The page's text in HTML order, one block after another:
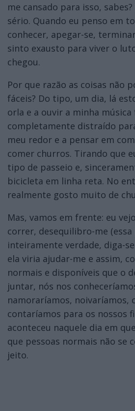
me cansado para isso,
sério. Quando eu penso em
conhecer, apegar-se,
sinto exausto para viver o
chegou.
Por que razão as coisas não
fáceis? Do tipo, um dia, lá
orla e a ouvir a minha
completamente distraído
meu redor e a pensar em
comer churros. Tirando que
tipo de passeio e,
bicicleta em linha reta. No
realmente gosto muito de
Mas, vamos em frente: eu
correr, desequilibro-me
inteiramente verdade, diga-
ela viria ajudar-me e assim,
normais e disponíveis que o
juntar, nós nos
namoraríamos, noivaríamos,
contaríamos para os nossos
aconteceu naquele dia em
que pessoas normais não se
jeito.